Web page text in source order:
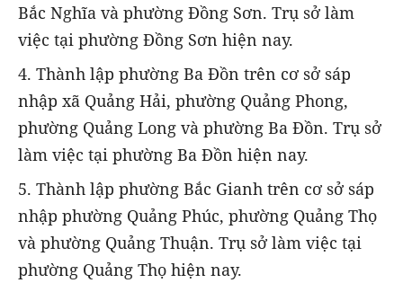
Bắc Nghĩa và phường Đồng Sơn. Trụ sở làm
việc tại phường Đồng Sơn hiện nay.
4. Thành lập phường Ba Đồn trên cơ sở sáp
nhập xã Quảng Hải, phường Quảng Phong,
phường Quảng Long và phường Ba Đồn. Trụ sở
làm việc tại phường Ba Đồn hiện nay.
5. Thành lập phường Bắc Gianh trên cơ sở sáp
nhập phường Quảng Phúc, phường Quảng Thọ
và phường Quảng Thuận. Trụ sở làm việc tại
phường Quảng Thọ hiện nay.